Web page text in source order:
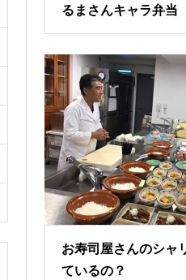
るまさんキャラ弁当
お寿司屋さんのシャ
ているの？